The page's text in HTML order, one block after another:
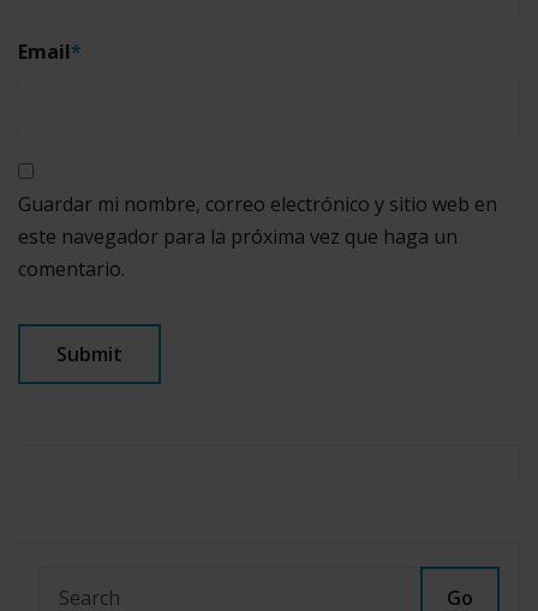
Email*
Guardar mi nombre, correo electrónico y sitio web en
este navegador para la próxima vez que haga un
comentario.
Go